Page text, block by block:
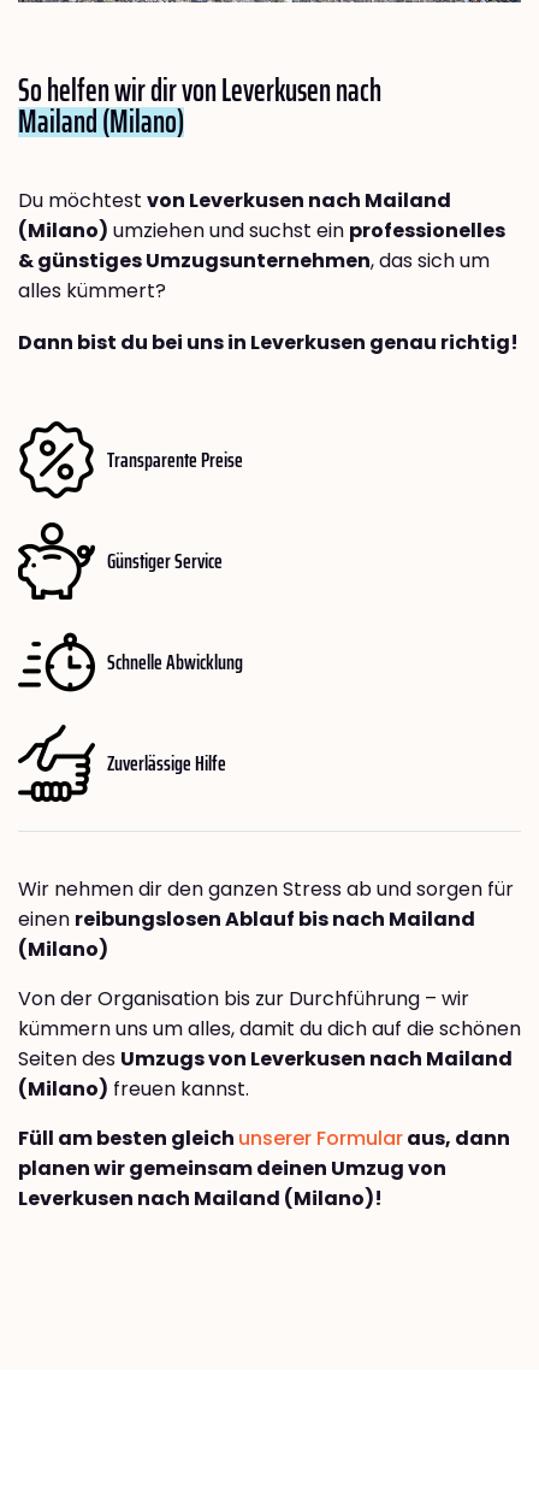
So helfen wir dir von Leverkusen nach
Mailand (Milano)
Du möchtest von Leverkusen nach Mailand
(Milano) umziehen und suchst ein professionelles
& günstiges Umzugsunternehmen, das sich um
alles kümmert?
Dann bist du bei uns in Leverkusen genau richtig!
Transparente Preise
Günstiger Service
Schnelle Abwicklung
Zuverlässige Hilfe
Wir nehmen dir den ganzen Stress ab und sorgen für
einen reibungslosen Ablauf bis nach Mailand
(Milano)
Von der Organisation bis zur Durchführung – wir
kümmern uns um alles, damit du dich auf die schönen
Seiten des Umzugs von Leverkusen nach Mailand
(Milano) freuen kannst.
Füll am besten gleich unserer Formularaus, dann
planen wir gemeinsam deinen Umzug von
Leverkusen nach Mailand (Milano)!